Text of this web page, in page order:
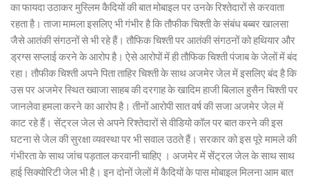
का फायदा उठाकर मुस्लिम कैदियों की बात मोबाइल पर उनके रिश्तेदारों से करवाता
रहता है। ताजा मामला इसलिए भी गंभीर है कि तौफीक चिश्ती के संबंध बब्बर खालसा
जैसे आतंकी संगठनों से भी रहे हैं। तौफिक चिश्ती पर आतंकी संगठनों को हथियार और
ड्रग्स सप्लाई करने के आरोप है। ऐसे आरोपों में ही तौफिक चिश्ती पंजाब के जेलों में बंद
रहा। तौफीक चिश्ती अपने पिता ताहिर चिश्ती के साथ अजमेर जेल में इसलिए बंद है कि
उस पर अजमेर स्थित ख्वाजा साहब की दरगाह के खादिम हाजी बिलाल हुसैन चिश्ती पर
जानलेवा हमला करने का आरोप है। तीनों आरोपी सात वर्ष की सजा अजमेर जेल में
काट रहे हैं। सेंट्रल जेल से अपने रिश्तेदारों से वीडियो कॉल पर बात करने की इस
घटना से जेल की सुरक्षा व्यवस्था पर भी सवाल उठते हैं। सरकार को इस पूरे मामले की
गंभीरता के साथ जांच पड़ताल करवानी चाहिए । अजमेर में सेंट्रल जेल के साथ साथ
हाई सिक्योरिटी जेल भी है। इन दोनों जेलों में कैदियों के पास मोबाइल मिलना आम बात